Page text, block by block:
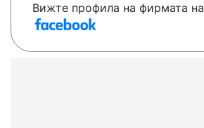
Вижте профила на фирмата на